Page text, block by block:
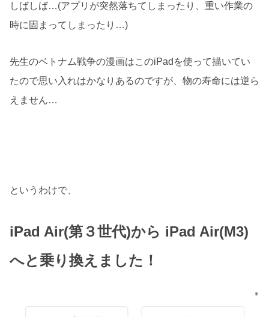
しばしば…(アプリが突然落ちてしまったり、重い作業の
時に固まってしまったり…)
先生のベトナム戦争の漫画はこのiPadを使って描いてい
たので思い入れはかなりあるのですが、物の寿命には逆ら
えません…
というわけで、
iPad Air(第３世代)から iPad Air(M3)
へと乗り換えました！